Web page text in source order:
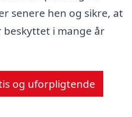
senere hen og sikre, at
i mange år
og uforpligtende